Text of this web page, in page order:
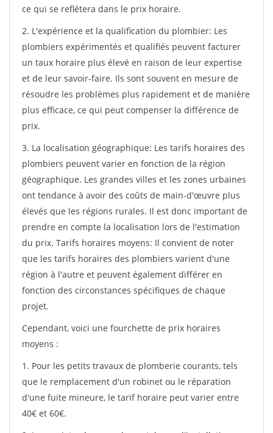
ce qui se reflétera dans le prix horaire.
2. L'expérience et la qualification du plombier: Les
plombiers expérimentés et qualifiés peuvent facturer
un taux horaire plus élevé en raison de leur expertise
et de leur savoir-faire. Ils sont souvent en mesure de
résoudre les problèmes plus rapidement et de manière
plus efficace, ce qui peut compenser la différence de
prix.
3. La localisation géographique: Les tarifs horaires des
plombiers peuvent varier en fonction de la région
géographique. Les grandes villes et les zones urbaines
ont tendance à avoir des coûts de main-d'œuvre plus
élevés que les régions rurales. Il est donc important de
prendre en compte la localisation lors de l'estimation
du prix. Tarifs horaires moyens: Il convient de noter
que les tarifs horaires des plombiers varient d'une
région à l'autre et peuvent également différer en
fonction des circonstances spécifiques de chaque
projet.
Cependant, voici une fourchette de prix horaires
moyens :
1. Pour les petits travaux de plomberie courants, tels
que le remplacement d'un robinet ou le réparation
d'une fuite mineure, le tarif horaire peut varier entre
40€ et 60€.